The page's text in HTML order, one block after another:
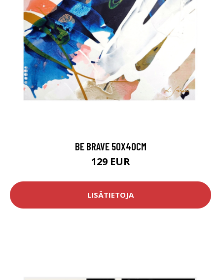
BE BRAVE 50X40CM
129 EUR
LISÄTIETOJA